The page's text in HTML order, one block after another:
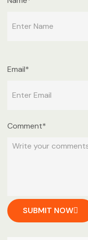
Comment*
Email*
SUBMIT NOW